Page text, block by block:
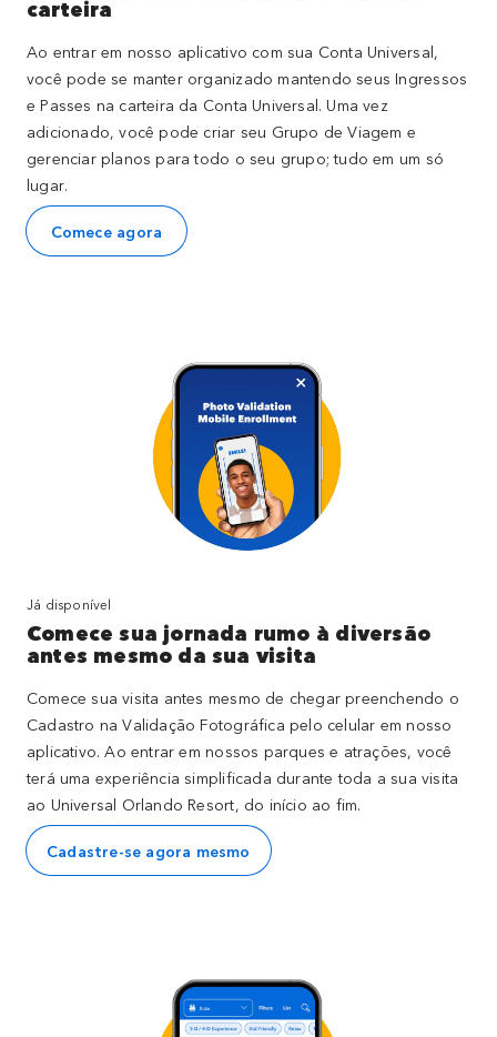
carteira
Ao entrar em nosso aplicativo com sua Conta Universal,
você pode se manter organizado mantendo seus Ingressos
e Passes na carteira da Conta Universal. Uma vez
adicionado, você pode criar seu Grupo de Viagem e
gerenciar planos para todo o seu grupo; tudo em um só
lugar.
Comece agora
Já disponível
Comece sua jornada rumo à diversão
antes mesmo da sua visita
Comece sua visita antes mesmo de chegar preenchendo o
Cadastro na Validação Fotográfica pelo celular em nosso
aplicativo. Ao entrar em nossos parques e atrações, você
terá uma experiência simplificada durante toda a sua visita
ao Universal Orlando Resort, do início ao fim.
Cadastre-se agora mesmo